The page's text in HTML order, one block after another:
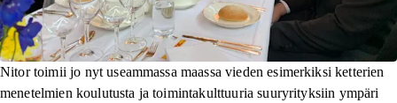
Nitor toimii jo nyt useammassa maassa vieden esimerkiksi ketterien
menetelmien koulutusta ja toimintakulttuuria suuryrityksiin ympäri